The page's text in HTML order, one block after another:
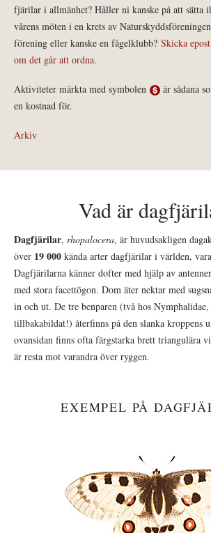
fjärilar i allmänhet? Håller ni kanske på att sätta
vårens möten i en krets av
förening eller kanske en fågelklubb? Skicka
om det går att ordna.
Aktiviteter märkta med symbolen
är sådana
en kostnad för.
Arkiv
Vad är
Dagfjärilar, rhopalocera, är huvudsakligen
över 19 000 kända arter dagfjärilar i världen,
Dagfjärilarna känner dofter med hjälp av
med stora facettögon. Dom äter nektar med
in och ut. De tre benparen (två hos
tillbakabildat!) återfinns på den slanka kroppens
ovansidan finns ofta färgstarka brett triangulära
är resta mot varandra över ryggen.
EXEMPEL PÅ